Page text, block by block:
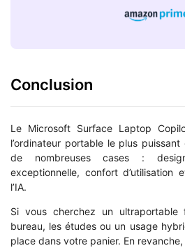
Conclusion
Le Microsoft Surface Laptop
l’ordinateur portable le plus
de nombreuses cases :
exceptionnelle, confort d’utilisation
l’IA.
Si vous cherchez un
bureau, les études ou un usage
place dans votre panier. En